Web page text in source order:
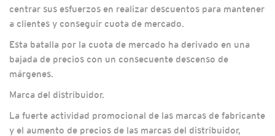
centrar sus esfuerzos en realizar descuentos para mantener
a clientes y conseguir cuota de mercado.
Esta batalla por la cuota de mercado ha derivado en una
bajada de precios con un consecuente descenso de
márgenes.
Marca del distribuidor.
La fuerte actividad promocional de las marcas de fabricante
y el aumento de precios de las marcas del distribuidor,